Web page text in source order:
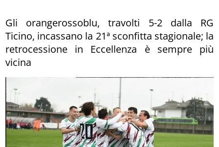
Gli orangerossoblu, travolti 5-2 dalla RG
Ticino, incassano la 21ª sconfitta stagionale; la
retrocessione in Eccellenza è sempre più
vicina